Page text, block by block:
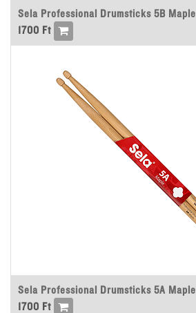
Sela Professional Drumsticks 5B Maple
1700 Ft
Sela Professional Drumsticks 5A Maple
1700 Ft